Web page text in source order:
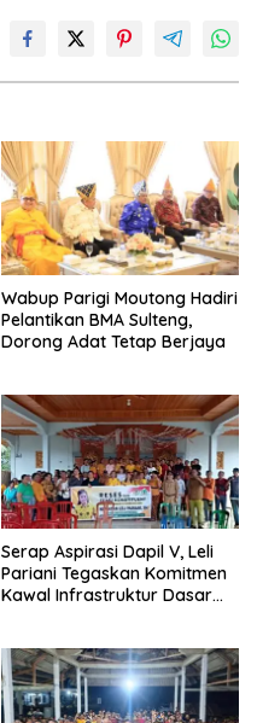
Wabup Parigi Moutong Hadiri
Pelantikan BMA Sulteng,
Dorong Adat Tetap Berjaya
Serap Aspirasi Dapil V, Leli
Pariani Tegaskan Komitmen
Kawal Infrastruktur Dasar